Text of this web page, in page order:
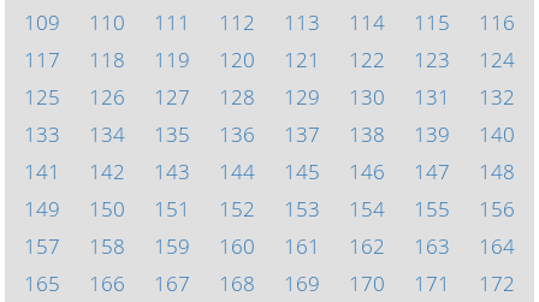
109
110 111 112 113 114 115
116
117
118 119 120 121 122 123
124
125
126 127 128 129 130 131
132
133
134 135 136 137 138 139
140
141
142 143 144 145 146 147
148
149
150 151 152 153 154 155
156
157
158 159 160 161 162 163
164
165
166 167 168 169 170 171
172